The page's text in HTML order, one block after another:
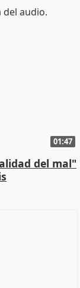
01:47
del mal"